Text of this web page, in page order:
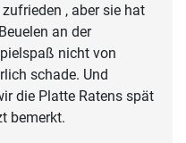
, aber sie hat
an der
nicht von
schade. Und
die Platte Ratens spät
bemerkt.